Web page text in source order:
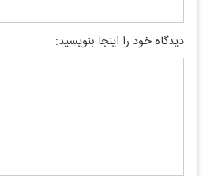
دیدگاه خود را اینجا بنویسید: